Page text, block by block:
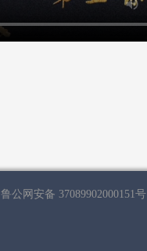
鲁公网安备 37089902000151号